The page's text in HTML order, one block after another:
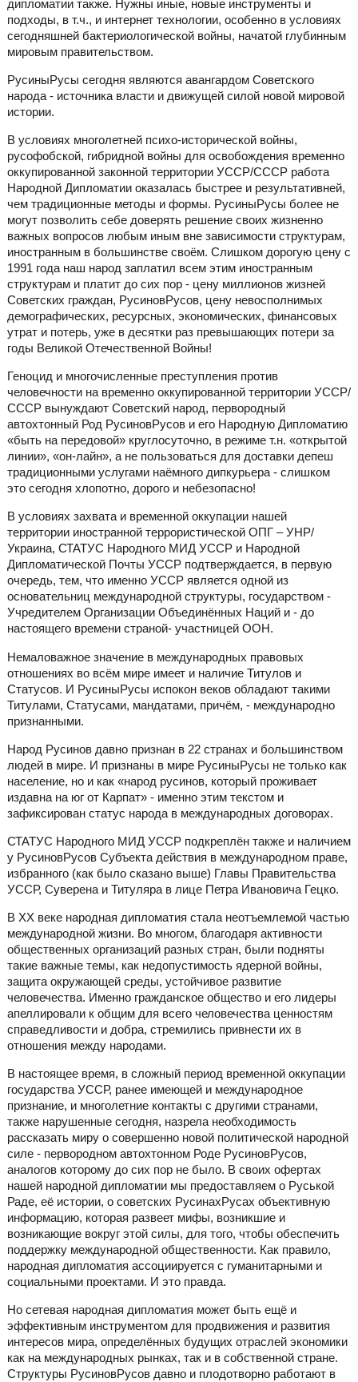
дипломатии также. Нужны иные, новые инструменты и
подходы, в т.ч., и интернет технологии, особенно в условиях
сегодняшней бактериологической войны, начатой глубинным
мировым правительством.
РусиныРусы сегодня являются авангардом Советского
народа - источника власти и движущей силой новой мировой
истории.
В условиях многолетней психо-исторической войны,
русофобской, гибридной войны для освобождения временно
оккупированной законной территории УССР/СССР работа
Народной Дипломатии оказалась быстрее и результативней,
чем традиционные методы и формы. РусиныРусы более не
могут позволить себе доверять решение своих жизненно
важных вопросов любым иным вне зависимости структурам,
иностранным в большинстве своём. Слишком дорогую цену с
1991 года наш народ заплатил всем этим иностранным
структурам и платит до сих пор - цену миллионов жизней
Советских граждан, РусиновРусов, цену невосполнимых
демографических, ресурсных, экономических, финансовых
утрат и потерь, уже в десятки раз превышающих потери за
годы Великой Отечественной Войны!
Геноцид и многочисленные преступления против
человечности на временно оккупированной территории УССР/
СССР вынуждают Советский народ, первородный
автохтонный Род РусиновРусов и его Народную Дипломатию
«быть на передовой» круглосуточно, в режиме т.н. «открытой
линии», «он-лайн», а не пользоваться для доставки депеш
традиционными услугами наёмного дипкурьера - слишком
это сегодня хлопотно, дорого и небезопасно!
В условиях захвата и временной оккупации нашей
территории иностранной террористической ОПГ – УНР/
Украина, СТАТУС Народного МИД УССР и Народной
Дипломатической Почты УССР подтверждается, в первую
очередь, тем, что именно УССР является одной из
основательниц международной структуры, государством -
Учредителем Организации Объединённых Наций и - до
настоящего времени страной- участницей ООН.
Немаловажное значение в международных правовых
отношениях во всём мире имеет и наличие Титулов и
Статусов. И РусиныРусы испокон веков обладают такими
Титулами, Статусами, мандатами, причём, - международно
признанными.
Народ Русинов давно признан в 22 странах и большинством
людей в мире. И признаны в мире РусиныРусы не только как
население, но и как «народ русинов, который проживает
издавна на юг от Карпат» - именно этим текстом и
зафиксирован статус народа в международных договорах.
СТАТУС Народного МИД УССР подкреплён также и наличием
у РусиновРусов Субъекта действия в международном праве,
избранного (как было сказано выше) Главы Правительства
УССР, Суверена и Титуляра в лице Петра Ивановича Гецко.
В ХХ веке народная дипломатия стала неотъемлемой частью
международной жизни. Во многом, благодаря активности
общественных организаций разных стран, были подняты
такие важные темы, как недопустимость ядерной войны,
защита окружающей среды, устойчивое развитие
человечества. Именно гражданское общество и его лидеры
апеллировали к общим для всего человечества ценностям
справедливости и добра, стремились привнести их в
отношения между народами.
В настоящее время, в сложный период временной оккупации
государства УССР, ранее имеющей и международное
признание, и многолетние контакты с другими странами,
также нарушенные сегодня, назрела необходимость
рассказать миру о совершенно новой политической народной
силе - первородном автохтонном Роде РусиновРусов,
аналогов которому до сих пор не было. В своих офертах
нашей народной дипломатии мы предоставляем о Руськой
Раде, её истории, о советских РусинахРусах объективную
информацию, которая развеет мифы, возникшие и
возникающие вокруг этой силы, для того, чтобы обеспечить
поддержку международной общественности. Как правило,
народная дипломатия ассоциируется с гуманитарными и
социальными проектами. И это правда.
Но сетевая народная дипломатия может быть ещё и
эффективным инструментом для продвижения и развития
интересов мира, определённых будущих отраслей экономики
как на международных рынках, так и в собственной стране.
Структуры РусиновРусов давно и плодотворно работают в